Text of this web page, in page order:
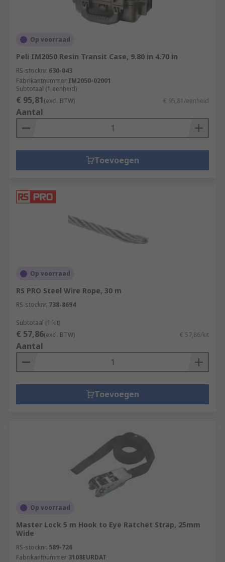
Op voorraad
Peli IM2050 Resin Transit Case, 9.80 in 4.70 in
RS-stocknr. 630-043
Fabrikantnummer IM2050-02001
Subtotaal (1 eenheid)
€ 95,81(excl. BTW) € 95,81/eenheid
Aantal
Toevoegen
Op voorraad
RS PRO Steel Wire Rope, 30 m
RS-stocknr. 738-8694
Subtotaal (1 kit)
€ 57,86(excl. BTW) € 57,86/kit
Aantal
Toevoegen
Op voorraad
Master Lock 5 m Hook to Eye Ratchet Strap, 25mm
Wide
RS-stocknr. 589-726
Fabrikantnummer 3108EURDAT